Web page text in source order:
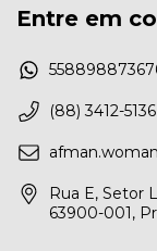
Entre em
(88) 3412-5136
Rua E, Setor
63900-001,